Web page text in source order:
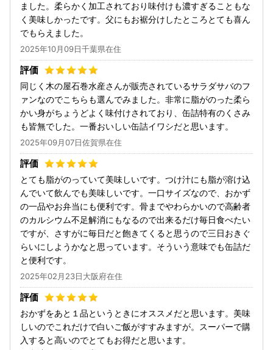
ました。柔らかく加工されており味付けも濃すぎることもな
く美味しかったです。父にもお裾分けしたところとても喜ん
でもらえました。
2025年10月09日千葉県在住
同じく木の屋石巻水産さんが販売されているサラダサバのフ
ァンなのでこちらも選んでみました。非常に脂がのった柔ら
かい身がちょうどよく味付けされており、缶詰特有のくさみ
も皆無でした。一番おいしい缶詰イワシだと思います。
2025年09月07日佐賀県在住
とても脂がのっていて美味しいです。つけ汁にも脂が溶け込
んでいて飲んでも美味しいです。一口サイズなので、おかず
の一品やお弁当にも便利です。骨までやわらかいので高齢者
のカルシウム不足解消にもなるので出来るだけ毎日食べたい
ですが、さすがに毎日だと飽きてくると思うので三日おきぐ
らいにしようかなと思っています。そういう意味でも缶詰だ
と便利です。
2025年02月23日大阪府在住
おかずをあと１品というときにオススメだと思います。美味
しいのでこれだけで白いご飯がすすみますが。スーパーで購
入すると高いのでとてもお得だと思います。